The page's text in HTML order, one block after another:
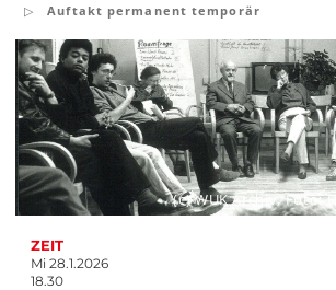
Auftakt permanent temporär
ZEIT
Mi 28.1.2026
18.30
(c) WUK Archiv, Foto: